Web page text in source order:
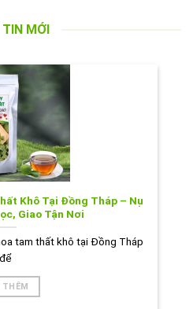
TIN MỚI
Khô Tại Đồng Tháp – Nụ
Giao Tận Nơi
tam thất khô tại Đồng Tháp
để
THÊM